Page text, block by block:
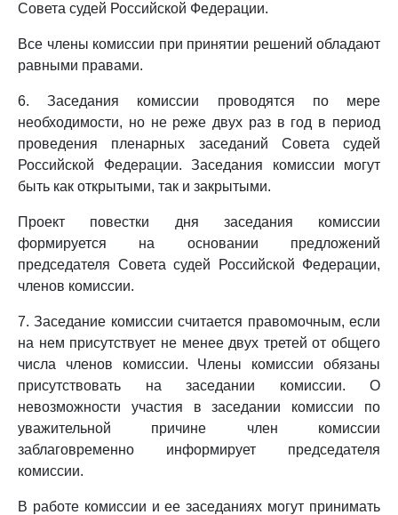
Совета судей Российской Федерации.
Все члены комиссии при принятии решений обладают
равными правами.
6. Заседания комиссии проводятся по мере
необходимости, но не реже двух раз в год в период
проведения пленарных заседаний Совета судей
Российской Федерации. Заседания комиссии могут
быть как открытыми, так и закрытыми.
Проект повестки дня заседания комиссии
формируется на основании предложений
председателя Совета судей Российской Федерации,
членов комиссии.
7. Заседание комиссии считается правомочным, если
на нем присутствует не менее двух третей от общего
числа членов комиссии. Члены комиссии обязаны
присутствовать на заседании комиссии. О
невозможности участия в заседании комиссии по
уважительной причине член комиссии
заблаговременно информирует председателя
комиссии.
В работе комиссии и ее заседаниях могут принимать